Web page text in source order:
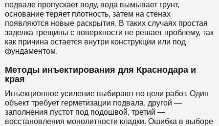
подвале пропускает воду, вода вымывает грунт,
основание теряет плотность, затем на стенах
появляются новые раскрытия. В таких случаях простая
заделка трещины с поверхности не решает проблему, так
как причина остается внутри конструкции или под
фундаментом.
Методы инъектирования для Краснодара и
края
Инъекционное усиление выбирают по цели работ. Один
объект требует герметизации подвала, другой —
заполнения пустот под подошвой, третий —
восстановления монолитности кладки. Ошибка в выборе